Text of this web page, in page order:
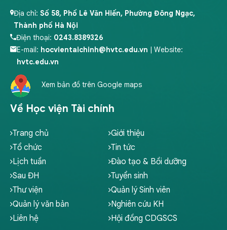
Về Học viện Tài chính
Trang chủ
Giới thiệu
Tổ chức
Tin tức
Lịch tuần
Đào tạo & Bồi dưỡng
Sau ĐH
Tuyển sinh
Thư viện
Quản lý Sinh viên
Quản lý văn bản
Nghiên cứu KH
Liên hệ
Hội đồng CDGSCS
Địa chỉ: Số 58, Phố Lê Văn Hiến, Phường Đông Ngạc,
Thành phố Hà Nội
Điện thoại: 0243.8389326
E-mail: hocvientaichinh@hvtc.edu.vn | Website:
hvtc.edu.vn
Xem bản đồ trên Google maps